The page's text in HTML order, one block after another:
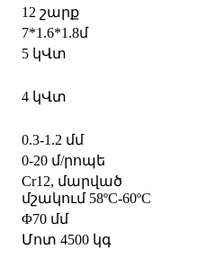
12 շարք
7*1.6*1.8մ
5 կՎտ
4 կՎտ
0.3-1.2 մմ
0-20 մ/րոպե
Cr12, մարված
մշակում 58ºC-60ºC
Φ70 մմ
Մոտ 4500 կգ